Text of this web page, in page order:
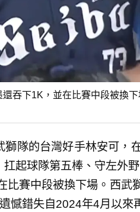
吞下1K，並在比賽中段被換
獅隊的台灣好手林安可，
起球隊第五棒、守左外
比賽中段被換下場。西武
憾錯失自2024年4月以來